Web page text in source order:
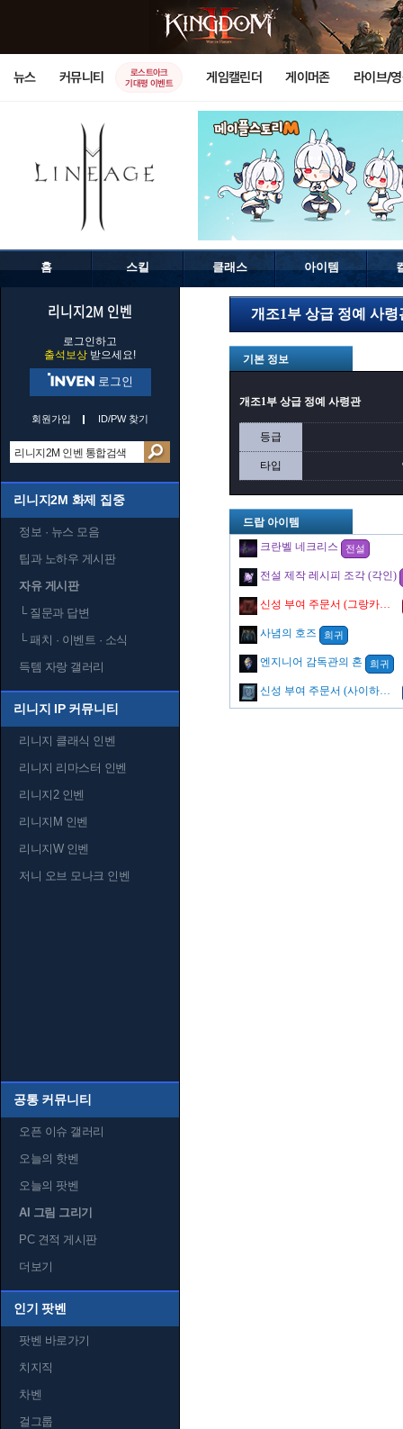
뉴스 커뮤니티
로스트아크
기대평 이벤트
게임캘린더 게이머존 라이브/
홈 스킬 클래스 아이템
리니지2M 인벤
로그인하고
출석보상 받으세요!
로그인
회원가입 ID/PW 찾기
리니지2M 화제 집중
정보 · 뉴스 모음
팁과 노하우 게시판
자유 게시판
└질문과 답변
└패치 · 이벤트 · 소식
득템 자랑 갤러리
리니지 IP 커뮤니티
리니지 클래식 인벤
리니지 리마스터 인벤
리니지2 인벤
리니지M 인벤
리니지W 인벤
저니 오브 모나크 인벤
공통 커뮤니티
오픈 이슈 갤러리
오늘의 핫벤
오늘의 팟벤
AI 그림 그리기
PC 견적 게시판
더보기
인기 팟벤
팟벤 바로가기
치지직
차벤
걸그룹
개조1부 상급 정예 사령
기본 정보
개조1부 상급 정예 사령관
등급
타입
드랍 아이템
크란벨 네크리스
전설
전설 제작 레시피 조각 (각인)
신성 부여 주문서 (그랑카인의 징벌)
사념의 호즈 희귀
엔지니어 감독관의 혼 희귀
신성 부여 주문서 (사이하의 칼날)